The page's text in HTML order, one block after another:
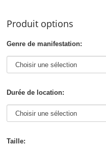
Produit options
Genre de manifestation:
Durée de location:
Taille: